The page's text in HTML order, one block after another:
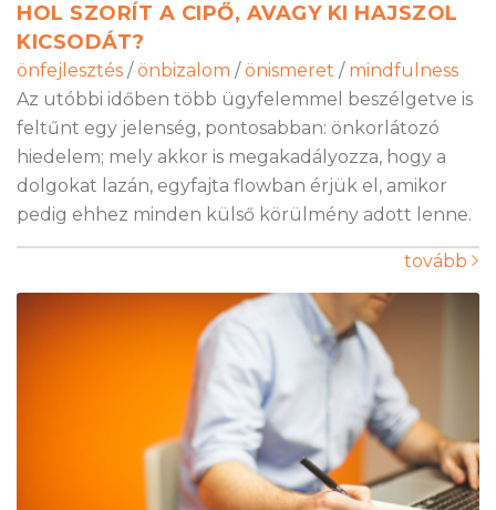
HOL SZORÍT A CIPŐ, AVAGY KI HAJSZOL
KICSODÁT?
önfejlesztés / önbizalom / önismeret / mindfulness
Az utóbbi időben több ügyfelemmel beszélgetve is
feltűnt egy jelenség, pontosabban: önkorlátozó
hiedelem; mely akkor is megakadályozza, hogy a
dolgokat lazán, egyfajta flowban érjük el, amikor
pedig ehhez minden külső körülmény adott lenne.
tovább